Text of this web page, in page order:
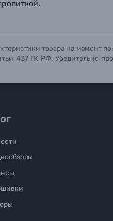
товара на момент
437 ГК РФ. Убедительно